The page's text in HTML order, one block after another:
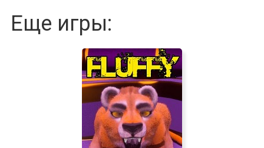
Еще игры: